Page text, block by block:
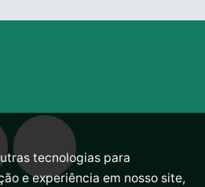
tecnologias para
e experiência em nosso site,